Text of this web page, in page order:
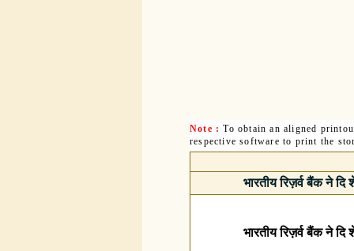
Note :To obtain an aligned
respective software to print the
भारतीय रिज़र्व बैंक ने
भारतीय रिज़र्व बैंक ने